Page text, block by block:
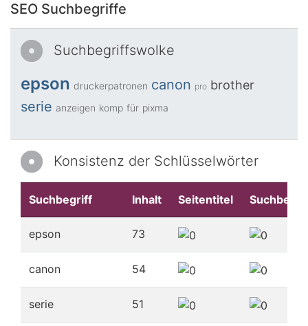
SEO Suchbegriffe
Suchbegriffswolke
epson druckerpatronen canon pro brother
serie anzeigen komp für pixma
Konsistenz der Schlüsselwörter
Suchbegriff Inhalt Seitentitel
epson 73
canon 54
serie 51